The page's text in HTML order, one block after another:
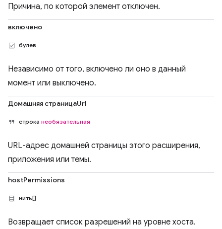
Причина, по которой элемент отключен.
включено
булев
Независимо от того, включено ли оно в данный
момент или выключено.
Домашняя страницаUrl
строка необязательная
URL-адрес домашней страницы этого расширения,
приложения или темы.
hostPermissions
нить[]
Возвращает список разрешений на уровне хоста.